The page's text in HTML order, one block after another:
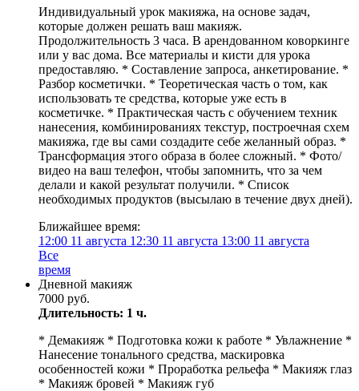
Индивидуальный урок макияжа, на основе задач,
которые должен решать ваш макияж.
Продолжительность 3 часа. В арендованном коворкинге
или у вас дома. Все материалы и кисти для урока
предоставляю. * Составление запроса, анкетирование. *
Разбор косметички. * Теоретическая часть о том, как
использовать те средства, которые уже есть в
косметичке. * Практическая часть с обучением техник
нанесения, комбинированиях текстур, построечная схем
макияжа, где вы сами создадите себе желанный образ. *
Трансформация этого образа в более сложный. * Фото/
видео на ваш телефон, чтобы запомнить, что за чем
делали и какой результат получили. * Список
необходимых продуктов (высылаю в течение двух дней).
Ближайшее время:
12:00 11 августа 12:30 11 августа 13:00 11 августа
Все
время
Дневной макияж
7000 руб.
Длительность: 1 ч.
* Демакияж * Подготовка кожи к работе * Увлажнение *
Нанесение тонального средства, маскировка
особенностей кожи * Проработка рельефа * Макияж глаз
* Макияж бровей * Макияж губ